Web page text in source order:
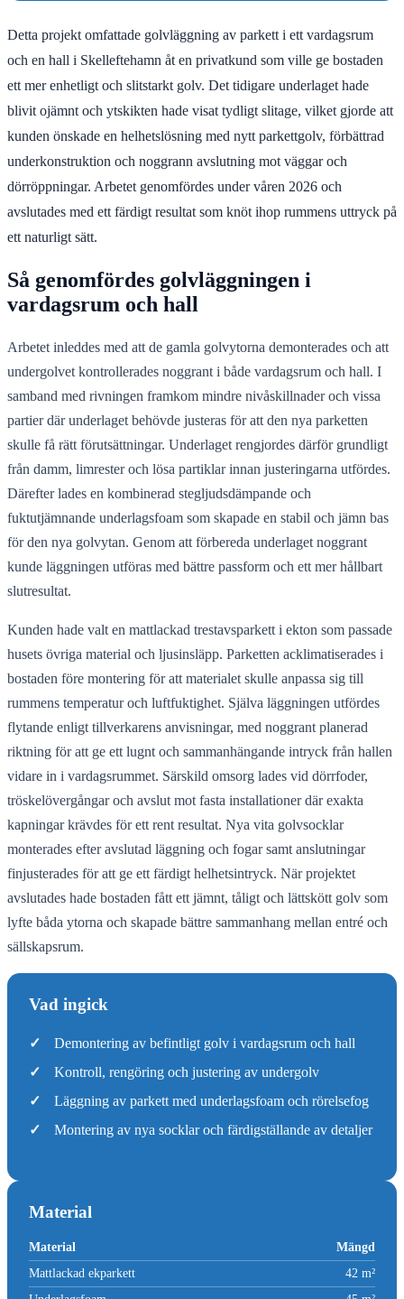
Detta projekt omfattade golvläggning av parkett i ett vardagsrum
och en hall i Skelleftehamn åt en privatkund som ville ge bostaden
ett mer enhetligt och slitstarkt golv. Det tidigare underlaget hade
blivit ojämnt och ytskikten hade visat tydligt slitage, vilket gjorde att
kunden önskade en helhetslösning med nytt parkettgolv, förbättrad
underkonstruktion och noggrann avslutning mot väggar och
dörröppningar. Arbetet genomfördes under våren 2026 och
avslutades med ett färdigt resultat som knöt ihop rummens uttryck på
ett naturligt sätt.
Så genomfördes golvläggningen i
vardagsrum och hall
Arbetet inleddes med att de gamla golvytorna demonterades och att
undergolvet kontrollerades noggrant i både vardagsrum och hall. I
samband med rivningen framkom mindre nivåskillnader och vissa
partier där underlaget behövde justeras för att den nya parketten
skulle få rätt förutsättningar. Underlaget rengjordes därför grundligt
från damm, limrester och lösa partiklar innan justeringarna utfördes.
Därefter lades en kombinerad stegljudsdämpande och
fuktutjämnande underlagsfoam som skapade en stabil och jämn bas
för den nya golvytan. Genom att förbereda underlaget noggrant
kunde läggningen utföras med bättre passform och ett mer hållbart
slutresultat.
Kunden hade valt en mattlackad trestavsparkett i ekton som passade
husets övriga material och ljusinsläpp. Parketten acklimatiserades i
bostaden före montering för att materialet skulle anpassa sig till
rummens temperatur och luftfuktighet. Själva läggningen utfördes
flytande enligt tillverkarens anvisningar, med noggrant planerad
riktning för att ge ett lugnt och sammanhängande intryck från hallen
vidare in i vardagsrummet. Särskild omsorg lades vid dörrfoder,
tröskelövergångar och avslut mot fasta installationer där exakta
kapningar krävdes för ett rent resultat. Nya vita golvsocklar
monterades efter avslutad läggning och fogar samt anslutningar
finjusterades för att ge ett färdigt helhetsintryck. När projektet
avslutades hade bostaden fått ett jämnt, tåligt och lättskött golv som
lyfte båda ytorna och skapade bättre sammanhang mellan entré och
sällskapsrum.
Vad ingick
✓
Demontering av befintligt golv i vardagsrum och hall
✓
Kontroll, rengöring och justering av undergolv
✓
Läggning av parkett med underlagsfoam och rörelsefog
✓
Montering av nya socklar och färdigställande av detaljer
Material
Material
Mängd
Mattlackad ekparkett
42 m²